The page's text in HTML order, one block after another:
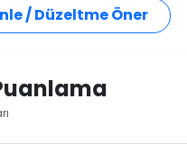
/ Düzeltme Öner